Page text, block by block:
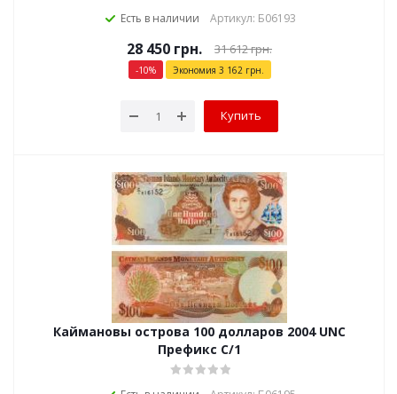
Есть в наличии Артикул: Б06193
28 450 грн. 31 612грн.
-10% Экономия 3 162грн.
Купить
Каймановы острова 100 долларов 2004 UNC
Префикс С/1